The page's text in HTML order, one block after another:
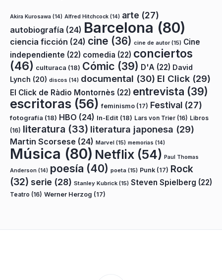
Akira Kurosawa (14) Alfred Hitchcock (14) arte (27)
autobiografía (24) Barcelona (80)
ciencia ficción (24) cine (36) cine de autor(15) Cine
independiente (22) comedia (22) conciertos
(46) culturaca (18) Cómic (39) D'A (22) David
Lynch (20) discos (14) documental (30) El Click (29)
El Click de Ràdio Montornès (22) entrevista (39)
escritoras (56) feminismo (17) Festival (27)
fotografía (18) HBO (24) In-Edit (18) Lars von Trier (16) Libros
(16) literatura (33) literatura japonesa (29)
Martin Scorsese (24) Marvel (15) memorias (14)
Música (80) Netflix (54) Paul Thomas
Anderson (14) poesía (40) poeta (15) Punk (17) Rock
(32) serie (28) Stanley Kubrick (15) Steven Spielberg (22)
Teatro (16) Werner Herzog (17)